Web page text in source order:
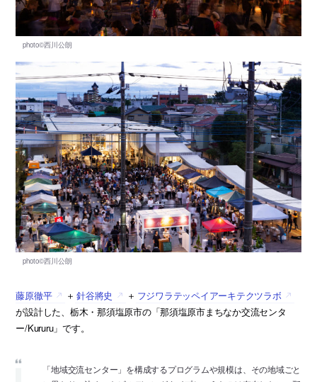
藤原徹平 ＋ 針谷將史 ＋ フジワラテッペイアーキテクツラボ
が設計した、栃木・那須塩原市の「那須塩原市まちなか交流センタ
ー/Kururu」です。
「地域交流センター」を構成するプログラムや規模は、その地域ごと